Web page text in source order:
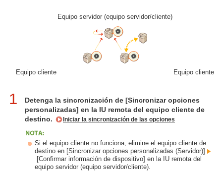
Equipo servidor (equipo servidor/cliente)
Equipo cliente Equipo cliente
1
Detenga la sincronización de [Sincronizar opciones
personalizadas] en la IU remota del equipo cliente de
destino.
Iniciar la sincronización de las opciones
Si el equipo cliente no funciona, elimine el equipo cliente de
destino en [Sincronizar opciones personalizadas (Servidor)]
[Confirmar información de dispositivo] en la IU remota del
equipo servidor (equipo servidor/cliente).